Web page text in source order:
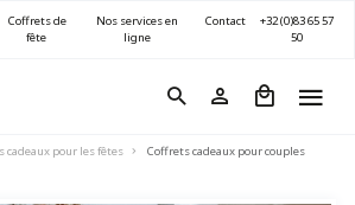
Nos services en
ligne
Contact
+32 (0)83 65 57
50
Coffrets de
fête
cadeaux pour les fêtes Coffrets cadeaux pour couples